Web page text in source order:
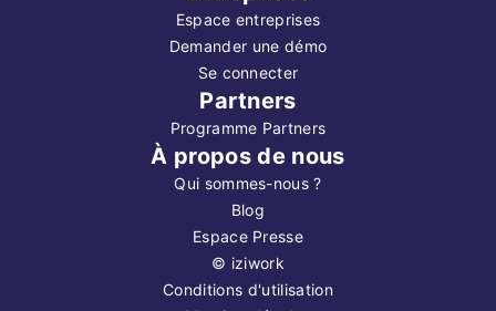
Espace entreprises
Demander une démo
Se connecter
Partners
Programme Partners
À propos de nous
Qui sommes-nous ?
Blog
Espace Presse
© iziwork
Conditions d'utilisation